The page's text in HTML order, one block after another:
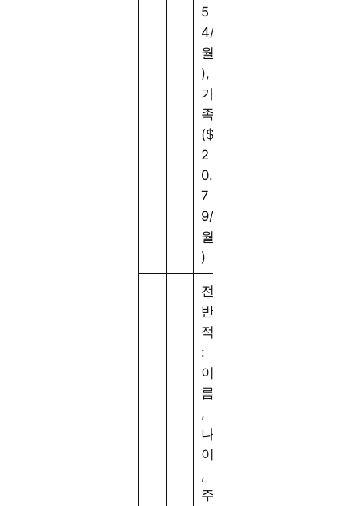
5
4/
월
),
가
족
($
2
0.
7
9/
월
)
전
반
적
:
이
름
,
나
이
,
주